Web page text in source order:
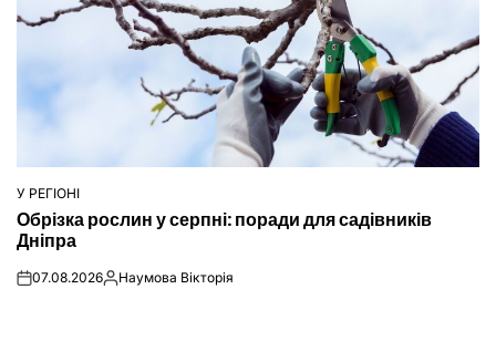
ОПУБЛІКУВАТИ
У
У РЕГІОНІ
Обрізка рослин у серпні: поради для садівників
Дніпра
on07.08.2026Опубліковано
Наумова Вікторія